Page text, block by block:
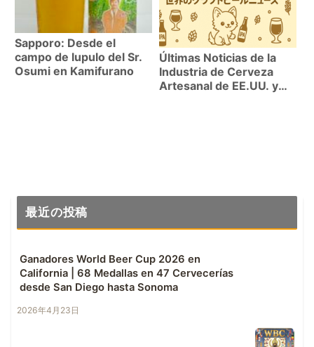
Sapporo: Desde el
campo de lupulo del Sr.
Osumi en Kamifurano
Últimas Noticias de la
Industria de Cerveza
Artesanal de EE.UU. y
最近の投稿
Ganadores World Beer Cup 2026 en
California | 68 Medallas en 47 Cervecerías
desde San Diego hasta Sonoma
2026年4月23日